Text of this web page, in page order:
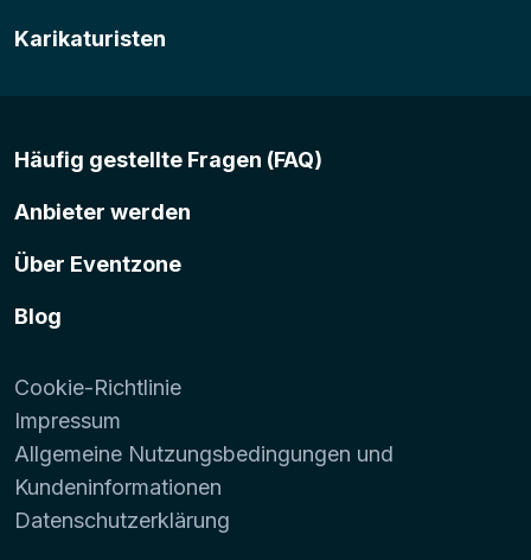
Karikaturisten
Häufig gestellte Fragen (FAQ)
Anbieter werden
Über Eventzone
Blog
Cookie-Richtlinie
Impressum
Allgemeine Nutzungsbedingungen und
Kundeninformationen
Datenschutzerklärung